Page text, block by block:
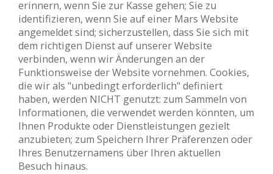
erinnern, wenn Sie zur Kasse gehen; Sie zu
identifizieren, wenn Sie auf einer Mars Website
angemeldet sind; sicherzustellen, dass Sie sich mit
dem richtigen Dienst auf unserer Website
verbinden, wenn wir Änderungen an der
Funktionsweise der Website vornehmen. Cookies,
die wir als "unbedingt erforderlich" definiert
haben, werden NICHT genutzt: zum Sammeln von
Informationen, die verwendet werden könnten, um
Ihnen Produkte oder Dienstleistungen gezielt
anzubieten; zum Speichern Ihrer Präferenzen oder
Ihres Benutzernamens über Ihren aktuellen
Besuch hinaus.